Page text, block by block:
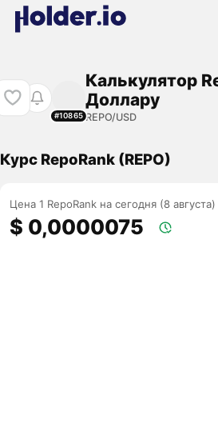
#10865
Калькулятор
Доллару
REPO/USD
Курс RepoRank (REPO)
Цена 1 RepoRank на сегодня (8 августа)
$ 0,0000075